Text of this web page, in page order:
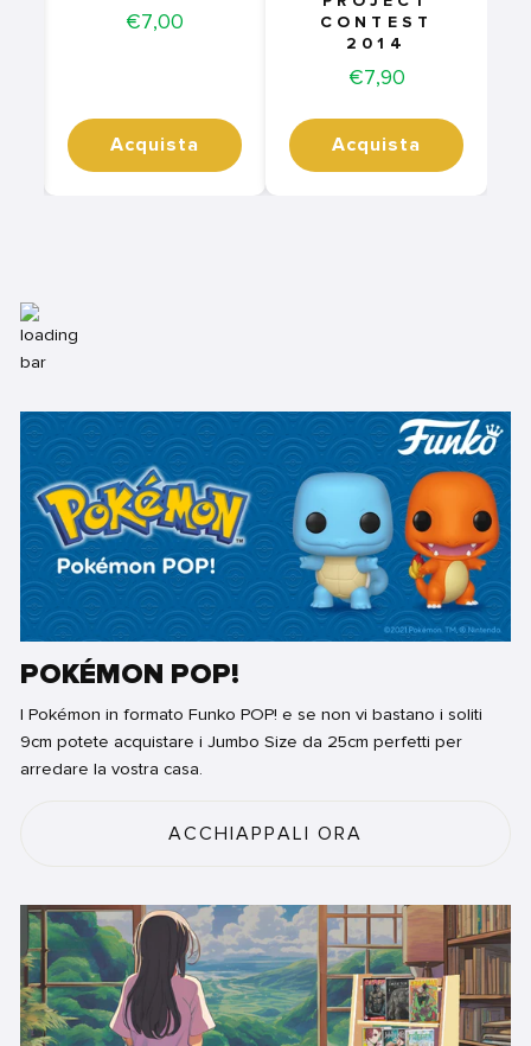
Price
€7,00
Acquista
CONTEST
2014
Price
€7,90
Acquista
POKÉMON POP!
I Pokémon in formato Funko POP! e se non vi bastano i soliti
9cm potete acquistare i Jumbo Size da 25cm perfetti per
arredare la vostra casa.
ACCHIAPPALI ORA